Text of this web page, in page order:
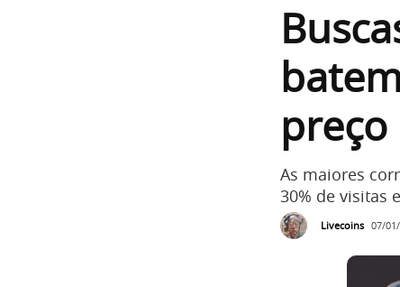
preço
As maiores
30% de visitas
Livecoins 07/